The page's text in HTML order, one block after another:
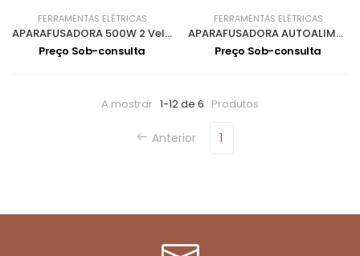
FERRAMENTAS ELÉTRICAS
APARAFUSADORA 500W 2 Vel 6807
Preço Sob-consulta
FERRAMENTAS ELÉTRICAS
APARAFUSADORA AUTOALIMENTADA 4700rpm 6842
Preço Sob-consulta
A mostrar 1-12 de 6 Produtos
Anterior 1